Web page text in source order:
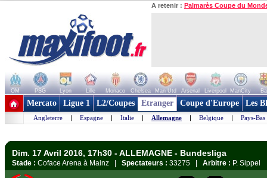
A retenir : Palmarès Coupe du
OM PSG Lyon Lille Monaco Chelsea Man Utd Arsenal Liverpool ManCity
+ de clubs
Mercato Ligue 1 L2/Coupes Etranger Coupe d'Europe Les
Angleterre | Espagne | Italie | Allemagne | Belgique | Pays-Bas
Dim. 17 Avril 2016, 17h30 - ALLEMAGNE - Bundesliga
Stade : Coface Arena à Mainz | Spectateurs : 33275 | Arbitre : P. Sippel